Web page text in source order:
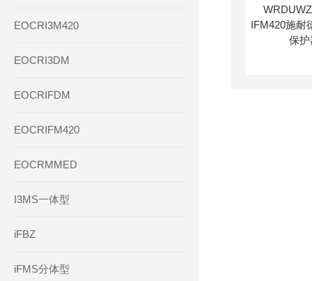
EOCRI3M420
EOCRI3DM
EOCRIFDM
EOCRIFM420
EOCRMMED
I3MS一体型
iFBZ
iFMS分体型